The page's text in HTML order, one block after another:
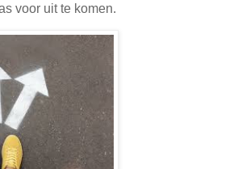
voor uit te komen.